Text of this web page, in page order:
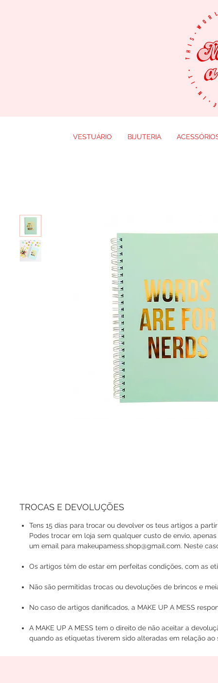
TROCAS E DEVOLUÇÕES
Tens 15 dias para trocar ou devolver os teus artigos a
Podes trocar em loja sem qualquer custo de envio,
um email para makeupamess.shop@gmail.com. Neste
Os artigos têm de estar em perfeitas condições, com as
Não são permitidas trocas ou devoluções de brincos e
No caso de artigos danificados, a MAKE UP A MESS
A MAKE UP A MESS tem o direito de não aceitar a
quando as etiquetas tiverem sido alteradas em relação
VESTUÁRIO BIJUTERIA